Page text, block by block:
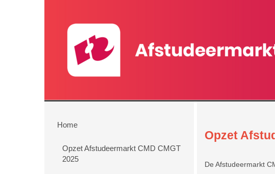
Home
Opzet Afstudeermarkt CMD CMGT
2025
Opzet
De Afstudeermarkt